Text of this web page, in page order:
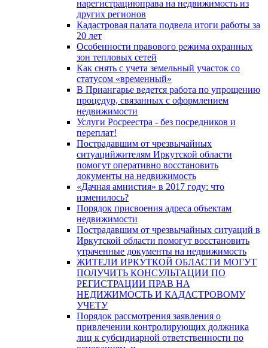
нарегистрациюправа на недвижимость из
других регионов
Кадастровая палата подвела итоги работы за
20 лет
Особенности правового режима охранных
зон тепловых сетей
Как снять с учета земельный участок со
статусом «временный»
В Приангарье ведется работа по упрощению
процедур, связанных с оформлением
недвижимости
Услуги Росреестра - без посредников и
переплат!
Пострадавшим от чрезвычайных
ситуацийжителям Иркутской области
помогут оперативно восстановить
документы на недвижимость
«Дачная амнистия» в 2017 году: что
изменилось?
Порядок присвоения адреса объектам
недвижимости
Пострадавшим от чрезвычайных ситуаций в
Иркутской области помогут восстановить
утраченные документы на недвижимость
ЖИТЕЛИ ИРКУТКОЙ ОБЛАСТИ МОГУТ
ПОЛУЧИТЬ КОНСУЛЬТАЦИИ ПО
РЕГИСТРАЦИИ ПРАВ НА
НЕДИЖИМОСТЬ И КАДАСТРОВОМУ
УЧЕТУ
Порядок рассмотрения заявления о
привлечении контролирующих должника
лиц к субсидиарной ответственности по